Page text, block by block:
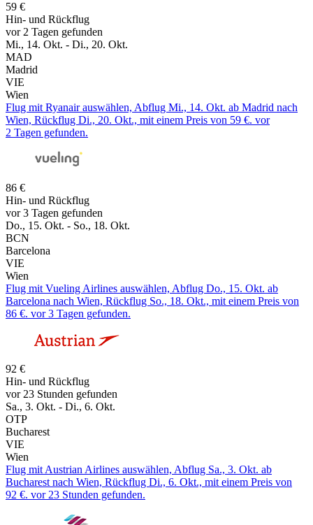
59 €
Hin- und Rückflug
vor 2 Tagen gefunden
Mi., 14. Okt. - Di., 20. Okt.
MAD
Madrid
VIE
Wien
Flug mit Ryanair auswählen, Abflug Mi., 14. Okt. ab Madrid nach
Wien, Rückflug Di., 20. Okt., mit einem Preis von 59 €. vor
2 Tagen gefunden.
86 €
Hin- und Rückflug
vor 3 Tagen gefunden
Do., 15. Okt. - So., 18. Okt.
BCN
Barcelona
VIE
Wien
Flug mit Vueling Airlines auswählen, Abflug Do., 15. Okt. ab
Barcelona nach Wien, Rückflug So., 18. Okt., mit einem Preis von
86 €. vor 3 Tagen gefunden.
92 €
Hin- und Rückflug
vor 23 Stunden gefunden
Sa., 3. Okt. - Di., 6. Okt.
OTP
Bucharest
VIE
Wien
Flug mit Austrian Airlines auswählen, Abflug Sa., 3. Okt. ab
Bucharest nach Wien, Rückflug Di., 6. Okt., mit einem Preis von
92 €. vor 23 Stunden gefunden.